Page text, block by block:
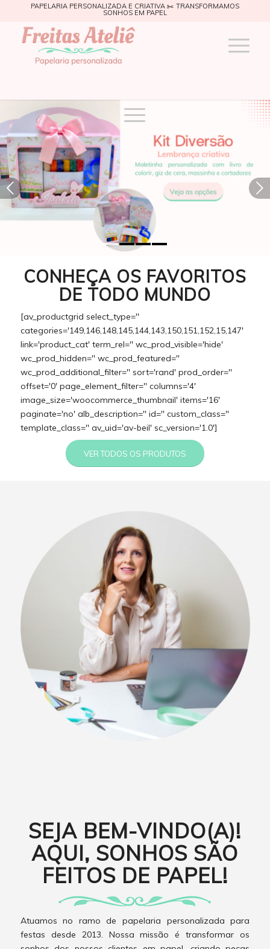
PAPELARIA PERSONALIZADA E CRIATIVA ✂️ TRANSFORMAMOS
SONHOS EM PAPEL
Próximo
CONHEÇA OS FAVORITOS
DE TODO MUNDO
[av_productgrid select_type=''
categories='149,146,148,145,144,143,150,151,152,15,147'
link='product_cat' term_rel='' wc_prod_visible='hide'
wc_prod_hidden='' wc_prod_featured=''
wc_prod_additional_filter='' sort='rand' prod_order=''
offset='0' page_element_filter='' columns='4'
image_size='woocommerce_thumbnail' items='16'
paginate='no' alb_description='' id='' custom_class=''
template_class='' av_uid='av-beil' sc_version='1.0']
VER TODOS OS PRODUTOS
SEJA BEM-VINDO(A)!
AQUI, SONHOS SÃO
FEITOS DE PAPEL!
Atuamos no ramo de papelaria personalizada para
festas desde 2013. Nossa missão é transformar os